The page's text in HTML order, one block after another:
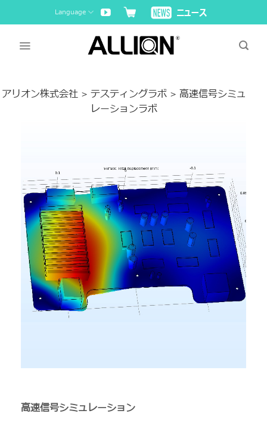
to
Language
アリオン株式会社 >テスティングラボ > 高速信号シミュ
レーションラボ
高速信号シミュレーション